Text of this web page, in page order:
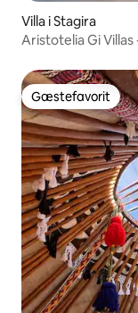
Villa i Stagira
Aristotelia Gi
Gæstefavorit
Gæstefavorit